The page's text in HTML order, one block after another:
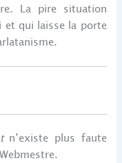
La pire situation
et qui laisse la porte
n’existe plus faute